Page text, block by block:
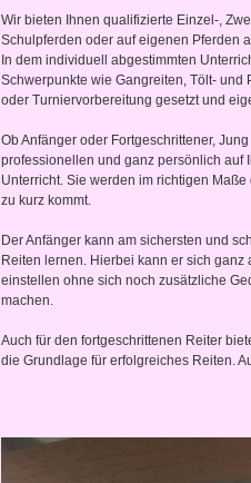
Wir bieten Ihnen qualifizierte Einzel-,
Schulpferden oder auf eigenen Pferden
In dem individuell abgestimmten
Schwerpunkte wie Gangreiten, Tölt- und
oder Turniervorbereitung gesetzt und
Ob Anfänger oder Fortgeschrittener,
professionellen und ganz persönlich auf
Unterricht. Sie werden im richtigen
zu kurz kommt.
Der Anfänger kann am sichersten und
Reiten lernen. Hierbei kann er sich ganz
einstellen ohne sich noch zusätzliche
machen.
Auch für den fortgeschrittenen Reiter
die Grundlage für erfolgreiches Reiten.